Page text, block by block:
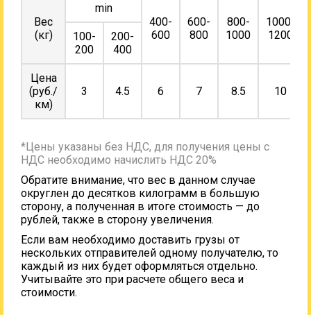
Вес
(кг)
min
400-
600
600-
800
800-
1000
1000-
1200
100-
200
200-
400
Цена
(руб./
км)
3 4.5 6 7 8.5 10
*Цены указаны без НДС, для получения цены с
НДС необходимо начислить НДС 20%
Обратите внимание, что вес в данном случае
округлен до десятков килограмм в большую
сторону, а полученная в итоге стоимость — до
рублей, также в сторону увеличения.
Если вам необходимо доставить грузы от
нескольких отправителей одному получателю, то
каждый из них будет оформляться отдельно.
Учитывайте это при расчете общего веса и
стоимости.